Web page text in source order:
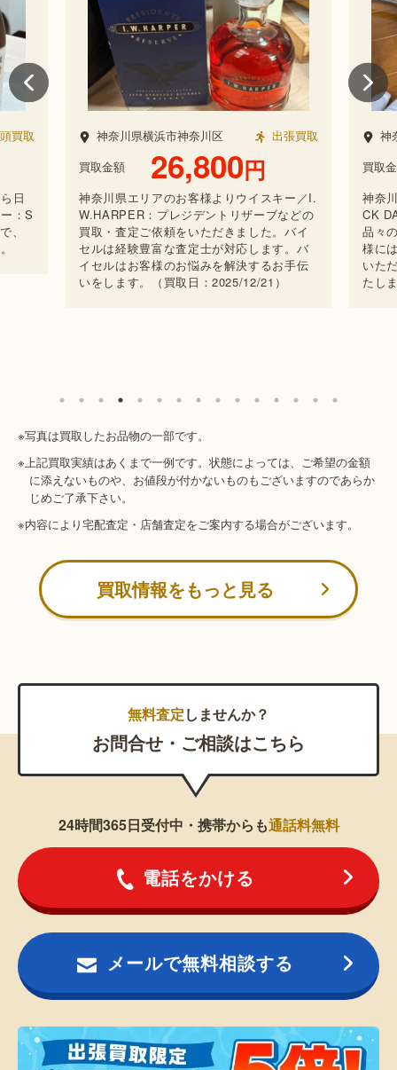
買取
日
：S
、
神奈川県横浜市神奈川区
出張買取
買取金額
26,800円
神奈川県エリアのお客様よりウイスキー／I.
W.HARPER：プレジデントリザーブなどの
買取・査定ご依頼をいただきました。バイ
セルは経験豊富な査定士が対応します。バ
イセルはお客様のお悩みを解決するお手伝
いをします。（買取日：2025/12/21）
神
買取
神奈
CK
品々
様に
いた
たし
※写真は買取したお品物の一部です。
※上記買取実績はあくまで一例です。状態によっては、ご希望の金額
に添えないものや、お値段が付かないものもございますのであらか
じめご了承下さい。
※内容により宅配査定・店舗査定をご案内する場合がございます。
買取情報をもっと見る
無料査定しませんか？
お問合せ・ご相談はこちら
24時間365日受付中・携帯からも通話料無料
電話をかける
メールで無料相談する